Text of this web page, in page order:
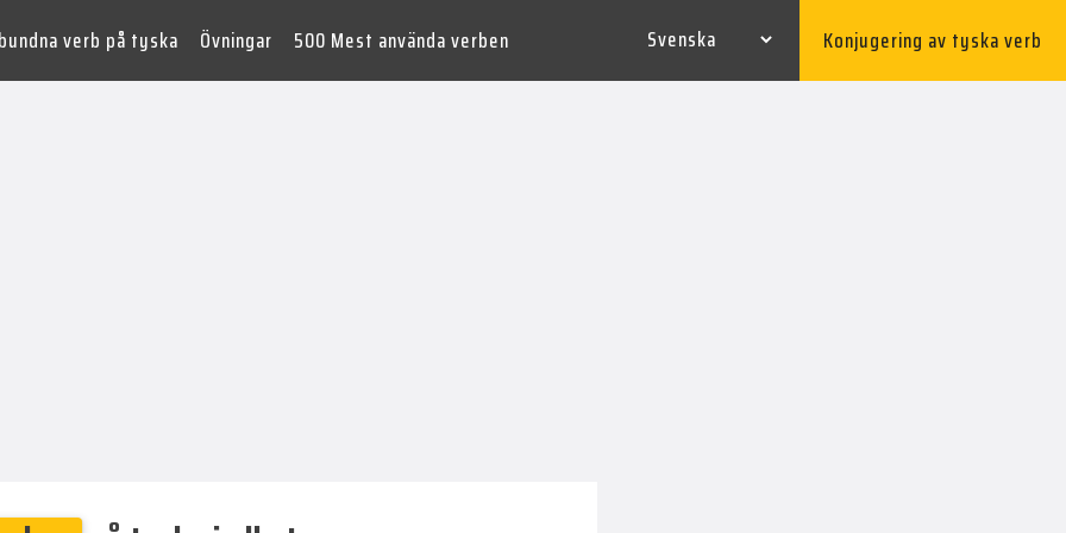
verb på tyska Övningar 500 Mest använda verben Konjugering av tyska verb